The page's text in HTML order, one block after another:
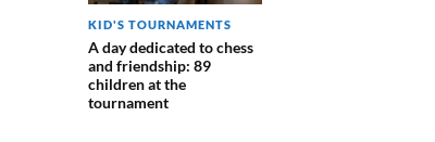
KID'S TOURNAMENTS
A day dedicated to chess
and friendship: 89
children at the
tournament